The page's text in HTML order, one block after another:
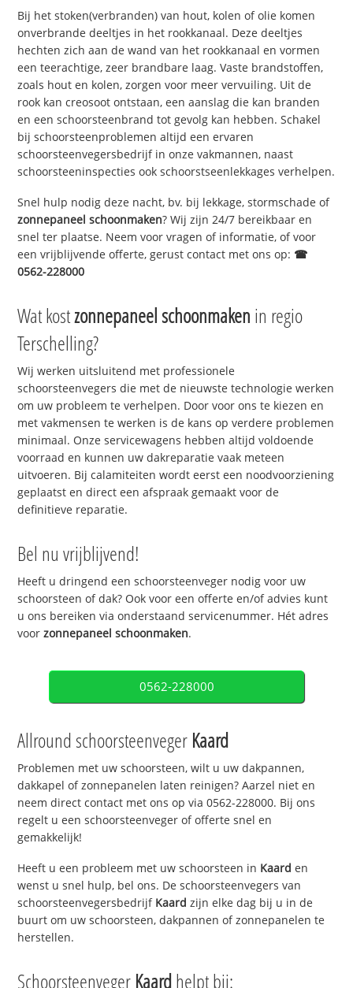
Bij het stoken(verbranden) van hout, kolen of olie komen
onverbrande deeltjes in het rookkanaal. Deze deeltjes
hechten zich aan de wand van het rookkanaal en vormen
een teerachtige, zeer brandbare laag. Vaste brandstoffen,
zoals hout en kolen, zorgen voor meer vervuiling. Uit de
rook kan creosoot ontstaan, een aanslag die kan branden
en een schoorsteenbrand tot gevolg kan hebben. Schakel
bij schoorsteenproblemen altijd een ervaren
schoorsteenvegersbedrijf in onze vakmannen, naast
schoorsteeninspecties ook schoorstseenlekkages verhelpen.
Snel hulp nodig deze nacht, bv. bij lekkage, stormschade of
zonnepaneel schoonmaken? Wij zijn 24/7 bereikbaar en
snel ter plaatse. Neem voor vragen of informatie, of voor
een vrijblijvende offerte, gerust contact met ons op: ☎
0562-228000
Wat kostzonnepaneel schoonmaken in regio
Terschelling?
Wij werken uitsluitend met professionele
schoorsteenvegers die met de nieuwste technologie werken
om uw probleem te verhelpen. Door voor ons te kiezen en
met vakmensen te werken is de kans op verdere problemen
minimaal. Onze servicewagens hebben altijd voldoende
voorraad en kunnen uw dakreparatie vaak meteen
uitvoeren. Bij calamiteiten wordt eerst een noodvoorziening
geplaatst en direct een afspraak gemaakt voor de
definitieve reparatie.
Bel nu vrijblijvend!
Heeft u dringend een schoorsteenveger nodig voor uw
schoorsteen of dak? Ook voor een offerte en/of advies kunt
u ons bereiken via onderstaand servicenummer. Hét adres
voorzonnepaneel schoonmaken.
0562-228000
Allround schoorsteenveger Kaard
Problemen met uw schoorsteen, wilt u uw dakpannen,
dakkapel of zonnepanelen laten reinigen? Aarzel niet en
neem direct contact met ons op via 0562-228000. Bij ons
regelt u een schoorsteenveger of offerte snel en
gemakkelijk!
Heeft u een probleem met uw schoorsteen in Kaard en
wenst u snel hulp, bel ons. De schoorsteenvegers van
schoorsteenvegersbedrijf Kaard zijn elke dag bij u in de
buurt om uw schoorsteen, dakpannen of zonnepanelen te
herstellen.
Schoorsteenveger Kaardhelpt bij: